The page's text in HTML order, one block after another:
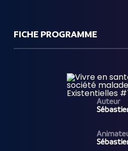
FICHE PROGRAMME
Auteur